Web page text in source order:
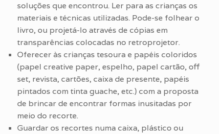
soluções que encontrou. Ler para as crianças os
materiais e técnicas utilizadas. Pode-se folhear o
livro, ou projetá-lo através de cópias em
transparências colocadas no retroprojetor.
Oferecer às crianças tesoura e papéis coloridos
(papel creative paper, espelho, papel cartão, off
set, revista, cartões, caixa de presente, papéis
pintados com tinta guache, etc.) com a proposta
de brincar de encontrar formas inusitadas por
meio do recorte.
Guardar os recortes numa caixa, plástico ou